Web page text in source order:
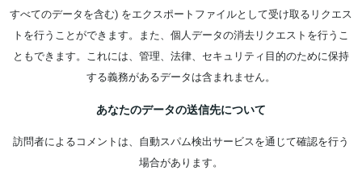
すべてのデータを含む) をエクスポートファイルとして受け取るリクエス
トを行うことができます。また、個人データの消去リクエストを行うこ
ともできます。これには、管理、法律、セキュリティ目的のために保持
する義務があるデータは含まれません。
あなたのデータの送信先について
訪問者によるコメントは、自動スパム検出サービスを通じて確認を行う
場合があります。